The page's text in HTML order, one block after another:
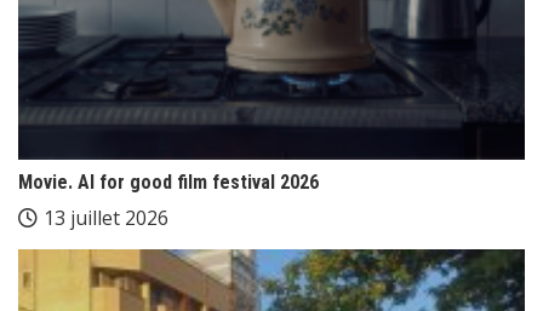
Movie. AI for good film festival 2026
13 juillet 2026